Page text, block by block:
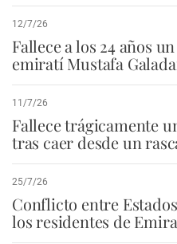
12/7/26
Fallece a los 24 años
emiratí Mustafa
11/7/26
Fallece trágicamente
tras caer desde un
25/7/26
Conflicto entre
los residentes de